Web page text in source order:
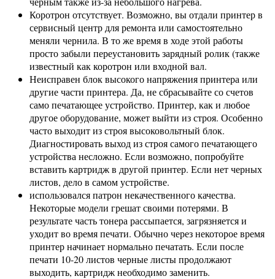
Коротрон отсутствует. Возможно, вы отдали принтер в
сервисный центр для ремонта или самостоятельно
меняли чернила. В то же время в ходе этой работы
просто забыли переустановить зарядный ролик (также
известный как коротрон или входной вал.
Неисправен блок высокого напряжения принтера или
другие части принтера. Да, не сбрасывайте со счетов
само печатающее устройство. Принтер, как и любое
другое оборудование, может выйти из строя. Особенно
часто выходит из строя высоковольтный блок.
Диагностировать выход из строя самого печатающего
устройства несложно. Если возможно, попробуйте
вставить картридж в другой принтер. Если нет черных
листов, дело в самом устройстве.
использовался патрон некачественного качества.
Некоторые модели грешат своими потерями. В
результате часть тонера рассыпается, загрязняется и
уходит во время печати. Обычно через некоторое время
принтер начинает нормально печатать. Если после
печати 10-20 листов черные листы продолжают
выходить, картридж необходимо заменить.